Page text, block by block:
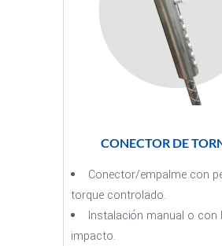
CONECTOR DE
Conector/empalme con
torque controlado.
Instalación manual o con
impacto.